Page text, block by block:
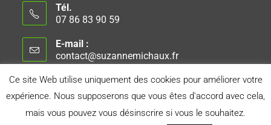
Tél.
07 86 83 90 59
E-mail :
contact@suzannemichaux.fr
Conseil d’Administration
Mentions Légales
Ce site Web utilise uniquement des cookies pour améliorer votre
expérience. Nous supposerons que vous êtes d'accord avec cela,
mais vous pouvez vous désinscrire si vous le souhaitez.